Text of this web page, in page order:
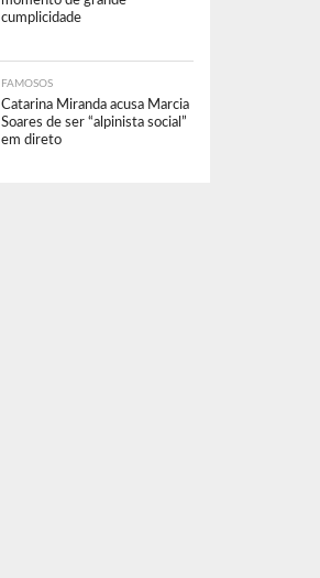
cumplicidade
FAMOSOS
Catarina Miranda acusa Marcia
Soares de ser “alpinista social”
em direto